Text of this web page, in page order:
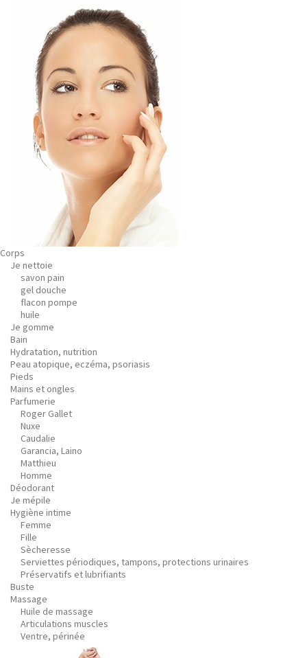
Corps
Je nettoie
savon pain
gel douche
flacon pompe
huile
Je gomme
Bain
Hydratation, nutrition
Peau atopique, eczéma, psoriasis
Pieds
Mains et ongles
Parfumerie
Roger Gallet
Nuxe
Caudalie
Garancia, Laino
Matthieu
Homme
Déodorant
Je mépile
Hygiène intime
Femme
Fille
Sècheresse
Serviettes périodiques, tampons, protections urinaires
Préservatifs et lubrifiants
Buste
Massage
Huile de massage
Articulations muscles
Ventre, périnée